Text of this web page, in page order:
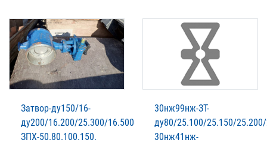
Затвор-ду150/16-
ду200/16.200/25.300/16.500
ЗПХ-50.80.100.150.
30нж99нж-ЗТ-
ду80/25.100/25.150/
30нж41нж-